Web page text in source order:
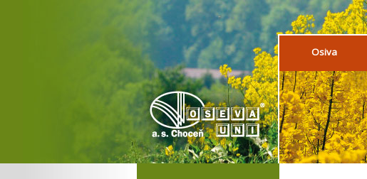
Osiva